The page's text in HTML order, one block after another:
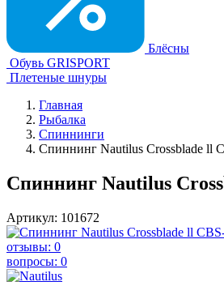
Блёсны
Обувь GRISPORT
Плетеные шнуры
Главная
Рыбалка
Спиннинги
Спиннинг Nautilus Crossblade ll
Спиннинг Nautilus
Артикул: 101672
отзывы: 0
вопросы: 0